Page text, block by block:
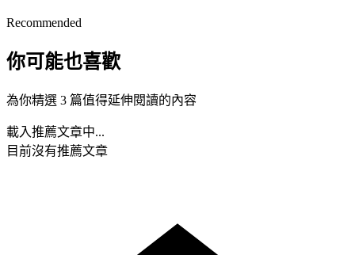
Recommended
你可能也喜歡
為你精選 3 篇值得延伸閱讀的內容
載入推薦文章中...
目前沒有推薦文章